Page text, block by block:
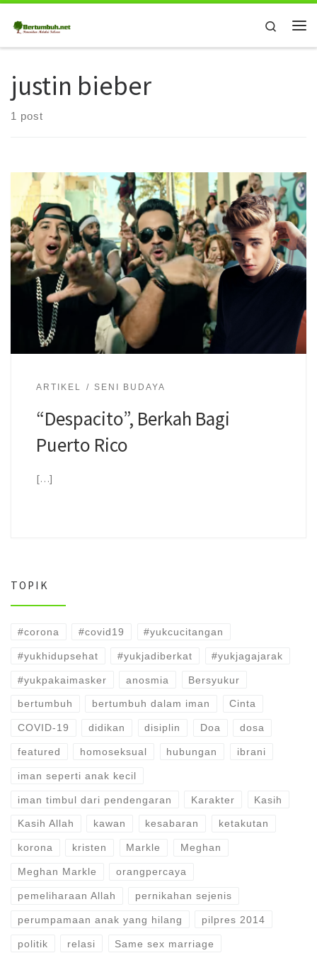
Skip to content
Search
justin bieber
1 post
ARTIKEL SENI BUDAYA
“Despacito”, Berkah Bagi
Puerto Rico
[…]
TOPIK
#corona #covid19 #yukcucitangan
#yukhidupsehat #yukjadiberkat #yukjagajarak
#yukpakaimasker anosmia Bersyukur
bertumbuh bertumbuh dalam iman Cinta
COVID-19 didikan disiplin Doa dosa
featured homoseksual hubungan ibrani
iman seperti anak kecil
iman timbul dari pendengaran Karakter Kasih
Kasih Allah kawan kesabaran ketakutan
korona kristen Markle Meghan
Meghan Markle orangpercaya
pemeliharaan Allah pernikahan sejenis
perumpamaan anak yang hilang pilpres 2014
politik relasi Same sex marriage